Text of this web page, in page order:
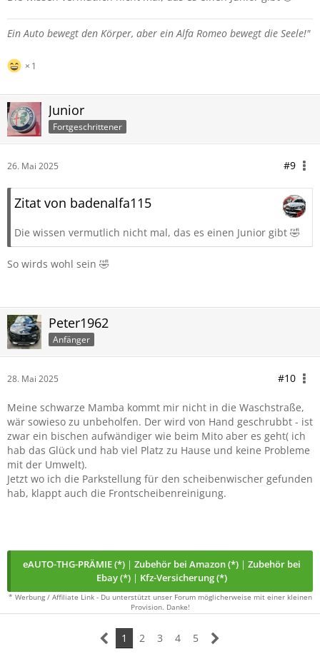
Ein Auto bewegt den Körper, aber ein Alfa Romeo bewegt die Seele!"
1
Junior
Fortgeschrittener
26. Mai 2025 #9
Zitat von badenalfa115
Die wissen vermutlich nicht mal, das es einen Junior gibt 🤣
So wirds wohl sein 🤣
Peter1962
Anfänger
28. Mai 2025 #10
Meine schwarze Mamba kommt mir nicht in die Waschstraße,
wär sowieso zu unbeholfen. Der wird von Hand geschrubbt - ist
zwar ein bischen aufwändiger wie beim Mito aber es geht( ich
hab das Glück und hab viel Platz zu Hause und keine Probleme
mit der Umwelt).
Jetzt wo ich die Parkstellung für den scheibenwischer gefunden
hab, klappt auch die Frontscheibenreinigung.
eAUTO-THG-PRÄMIE (*) | Zubehör bei Amazon (*) | Zubehör bei
Ebay (*) | Kfz-Versicherung (*)
* Werbung / Affiliate Link - Du unterstützt unser Forum möglicherweise mit einer kleinen
Provision. Danke!
1 2 3 4 5